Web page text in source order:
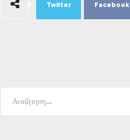
Twitter Facebook